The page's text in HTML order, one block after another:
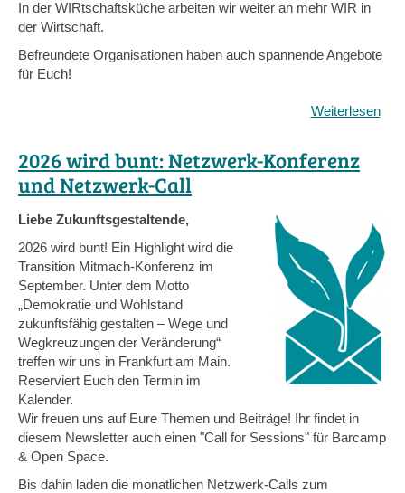
In der WIRtschaftsküche arbeiten wir weiter an mehr WIR in
der Wirtschaft.
Befreundete Organisationen haben auch spannende Angebote
für Euch!
Weiterlesen
und
2026 wird bunt: Netzwerk-Konferenz
und Netzwerk-Call
Liebe Zukunftsgestaltende,
2026 wird bunt! Ein Highlight wird die
Transition Mitmach-Konferenz im
September. Unter dem Motto
„Demokratie und Wohlstand
zukunftsfähig gestalten – Wege und
Wegkreuzungen der Veränderung“
treffen wir uns in Frankfurt am Main.
Reserviert Euch den Termin im
Kalender.
Wir freuen uns auf Eure Themen und Beiträge! Ihr findet in
diesem Newsletter auch einen "Call for Sessions" für Barcamp
& Open Space.
Bis dahin laden die monatlichen Netzwerk-Calls zum